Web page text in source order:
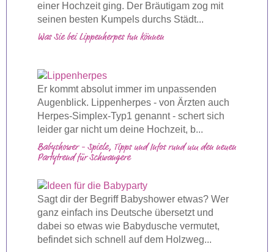
einer Hochzeit ging. Der Bräutigam zog mit
seinen besten Kumpels durchs Städt...
Was Sie bei Lippenherpes tun können
Er kommt absolut immer im unpassenden
Augenblick. Lippenherpes - von Ärzten auch
Herpes-Simplex-Typ1 genannt - schert sich
leider gar nicht um deine Hochzeit, b...
Babyshower - Spiele, Tipps und Infos rund um den neuen
Partytrend für Schwangere
Sagt dir der Begriff Babyshower etwas? Wer
ganz einfach ins Deutsche übersetzt und
dabei so etwas wie Babydusche vermutet,
befindet sich schnell auf dem Holzweg...